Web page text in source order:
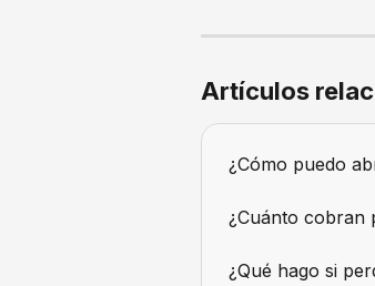
Artículos
¿Cómo puedo
¿Cuánto cobran
¿Qué hago si